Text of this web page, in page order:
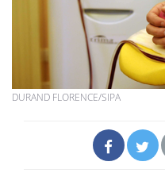
DURAND FLORENCE/SIPA